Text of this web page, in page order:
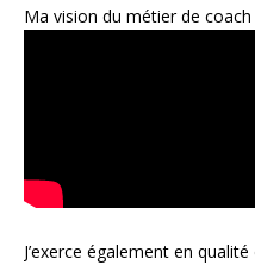
Ma vision du métier de coach
J’exerce également en qualité